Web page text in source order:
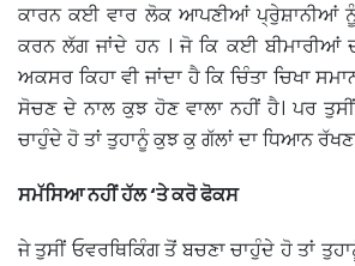
ਕਾਰਨ ਕਈ ਵਾਰ ਲੋਕ ਆਪਣੀਆਂ ਪ੍ਰੁੇਸ਼ਾਨੀਆਂ
ਕਰਨ ਲੱਗ ਜਾਂਦੇ ਹਨ । ਜੋ ਕਿ ਕਈ ਬੀਮਾਰੀਆਂ
ਅਕਸਰ ਕਿਹਾ ਵੀ ਜਾਂਦਾ ਹੈ ਕਿ ਚਿੰਤਾ ਚਿਖਾ
ਸੋਚਣ ਦੇ ਨਾਲ ਕੁਝ ਹੋਣ ਵਾਲਾ ਨਹੀਂ ਹੈ। ਪਰ
ਚਾਹੁੰਦੇ ਹੋ ਤਾਂ ਤੁਹਾਨੂੰ ਕੁਝ ਕੁ ਗੱਲਾਂ ਦਾ ਧਿਆਨ
ਸਮੱਸਿਆ ਨਹੀਂ ਹੱਲ ‘ਤੇ ਕਰੋ ਫੋਕਸ
ਜੇ ਤੁਸੀਂ ਓਵਰਥਿਕਿੰਗ ਤੋਂ ਬਚਣਾ ਚਾਹੁੰਦੇ ਹੋ ਤਾਂ